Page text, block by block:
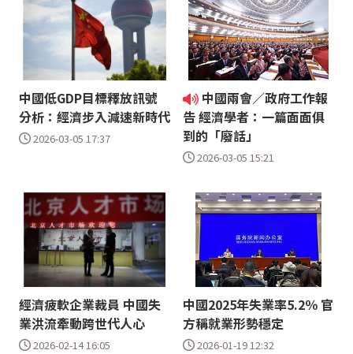
中國低GDP目標釋放訊號
分析：經濟步入減速新時代
2026-03-05 17:37
中國兩會／政府工作報
告 經濟學者：一篇面面俱
到的「廢話」
2026-03-05 15:21
經濟疲軟企業裁員 中國失
業洪流牽動跨世代人心
2026-02-14 16:05
中國2025年失業率5.2％ 官
方稱就業形勢穩定
2026-01-19 12:32